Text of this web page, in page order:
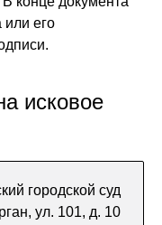
или его
исковое
городской суд
ул. 101, д. 10